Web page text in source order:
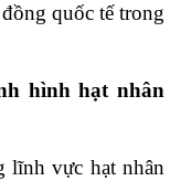
quốc tế trong
hình hạt nhân
lĩnh vực hạt nhân